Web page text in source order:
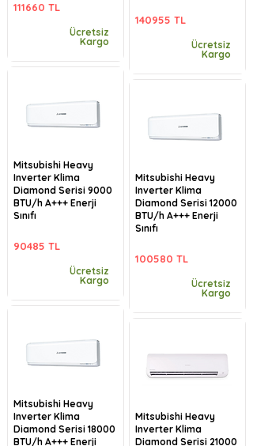
111660 TL
Ücretsiz
Kargo
Mitsubishi Heavy
Inverter Klima
Diamond Serisi 9000
BTU/h A+++ Enerji
Sınıfı
90485 TL
Ücretsiz
Kargo
Mitsubishi Heavy
Inverter Klima
Diamond Serisi 18000
BTU/h A+++ Enerji
140955 TL
Ücretsiz
Kargo
Mitsubishi Heavy
Inverter Klima
Diamond Serisi 12000
BTU/h A+++ Enerji
Sınıfı
100580 TL
Ücretsiz
Kargo
Mitsubishi Heavy
Inverter Klima
Diamond Serisi 21000